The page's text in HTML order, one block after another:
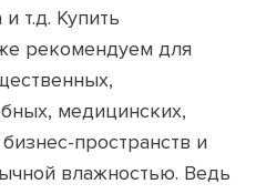
т.д. Купить
рекомендуем для
медицинских,
пространств и
влажностью. Ведь